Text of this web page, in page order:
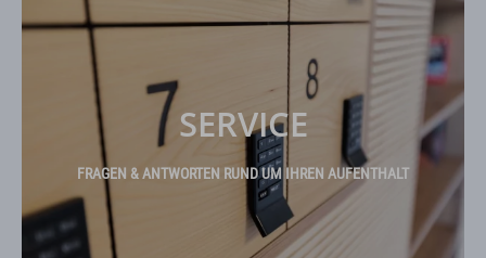
SERVICE
FRAGEN & ANTWORTEN RUND UM IHREN AUFENTHALT